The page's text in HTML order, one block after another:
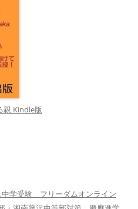
親 Kindle版
中学受験 フリーダムオンライン